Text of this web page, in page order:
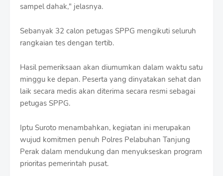
sampel dahak," jelasnya.
Sebanyak 32 calon petugas SPPG mengikuti seluruh
rangkaian tes dengan tertib.
Hasil pemeriksaan akan diumumkan dalam waktu satu
minggu ke depan. Peserta yang dinyatakan sehat dan
laik secara medis akan diterima secara resmi sebagai
petugas SPPG.
Iptu Suroto menambahkan, kegiatan ini merupakan
wujud komitmen penuh Polres Pelabuhan Tanjung
Perak dalam mendukung dan menyukseskan program
prioritas pemerintah pusat.